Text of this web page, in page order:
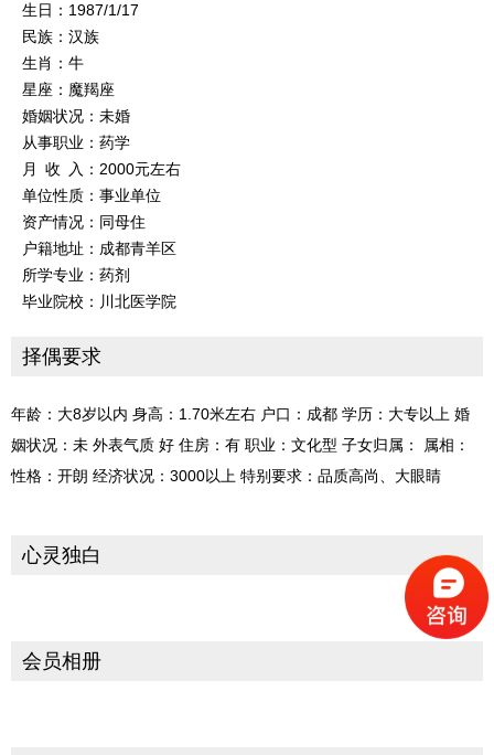
生日：1987/1/17
民族：汉族
生肖：牛
星座：魔羯座
婚姻状况：未婚
从事职业：药学
月 收 入：2000元左右
单位性质：事业单位
资产情况：同母住
户籍地址：成都青羊区
所学专业：药剂
毕业院校：川北医学院
择偶要求
年龄：大8岁以内 身高：1.70米左右 户口：成都 学历：大专以上 婚
姻状况：未 外表气质 好 住房：有 职业：文化型 子女归属： 属相：
性格：开朗 经济状况：3000以上 特别要求：品质高尚、大眼睛
心灵独白
会员相册